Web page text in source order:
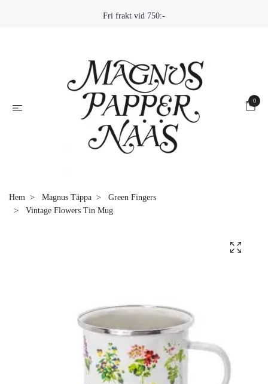
Fri frakt vid 750:-
0
Hem Magnus Täppa
Green Fingers
Vintage Flowers Tin Mug